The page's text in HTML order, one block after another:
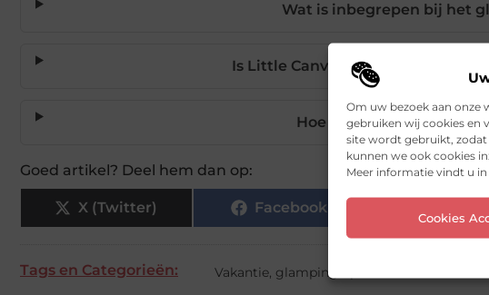
Om uw bezoek aan onze
gebruiken wij cookies en
site wordt gebruikt,
kunnen we ook cookies
Meer informatie vindt u in
Cookies
Wat is inbegrepen bij het
Is Little Canvas Escape geschikt
Hoe boek ik een tent op
Goed artikel? Deel hem dan op:
X (Twitter) Facebook
Tags en Categorieën: Vakantie, glamping op Ameland